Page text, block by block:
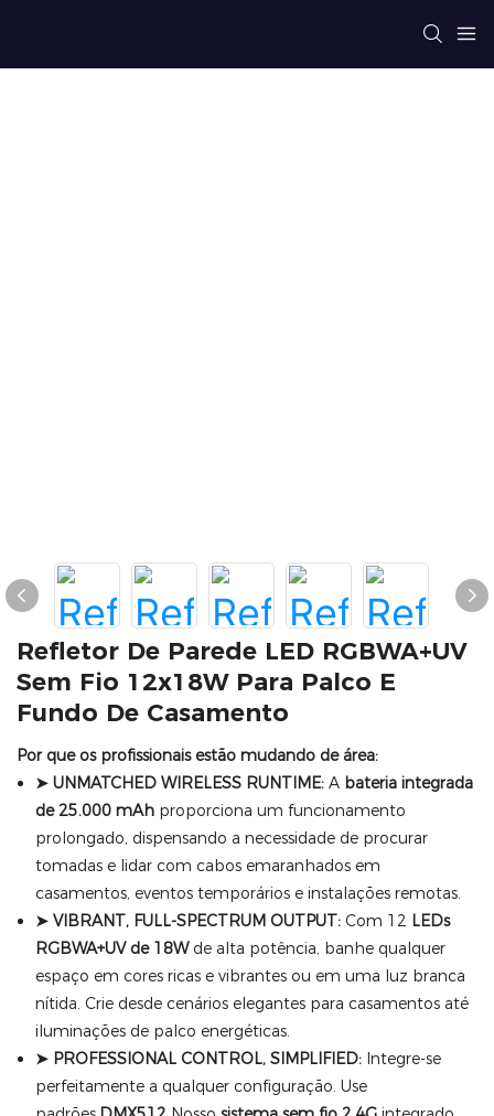
Refletor De Parede LED RGBWA+UV
Sem Fio 12x18W Para Palco E
Fundo De Casamento
Por que os profissionais estão mudando de área:
➤ UNMATCHED WIRELESS RUNTIME:A bateria integrada
de 25.000 mAhproporciona um funcionamento
prolongado, dispensando a necessidade de procurar
tomadas e lidar com cabos emaranhados em
casamentos, eventos temporários e instalações remotas.
➤ VIBRANT, FULL-SPECTRUM OUTPUT:Com 12 LEDs
RGBWA+UV de 18Wde alta potência, banhe qualquer
espaço em cores ricas e vibrantes ou em uma luz branca
nítida. Crie desde cenários elegantes para casamentos até
iluminações de palco energéticas.
➤ PROFESSIONAL CONTROL, SIMPLIFIED:Integre-se
perfeitamente a qualquer configuração. Use